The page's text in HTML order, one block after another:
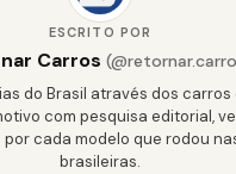
ESCRITO POR
Carros
do Brasil através dos carros
com pesquisa editorial,
por cada modelo que rodou
brasileiras.